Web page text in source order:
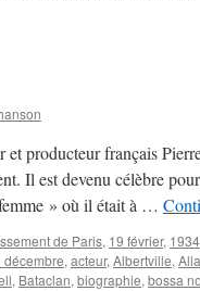
et producteur français
Il est devenu célèbre
» où il était à …
de Paris, 19 février, 1934
décembre, acteur, Albertville,
, Bataclan, biographie, bossa